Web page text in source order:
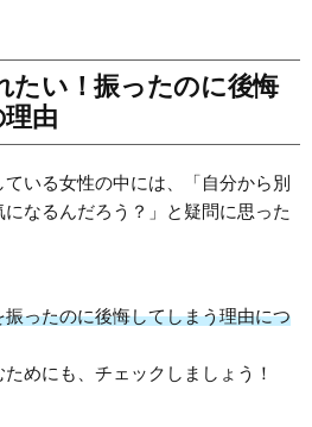
たい！振ったのに後悔
由
いる女性の中には、「自分から別
なるんだろう？」と疑問に思った
振ったのに後悔してしまう理由につ
めにも、チェックしましょう！